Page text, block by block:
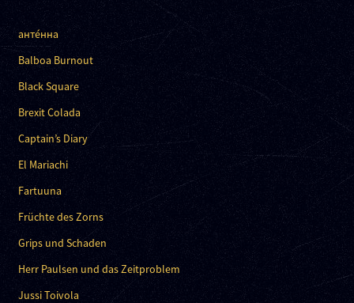
анте́нна
Balboa Burnout
Black Square
Brexit Colada
Captain’s Diary
El Mariachi
Fartuuna
Früchte des Zorns
Grips und Schaden
Herr Paulsen und das Zeitproblem
Jussi Toivola